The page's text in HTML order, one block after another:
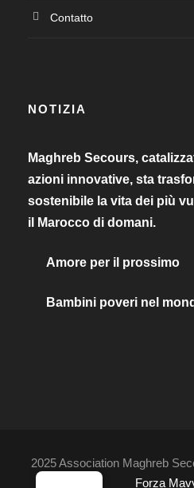
Contatto
NOTIZIA
Maghreb Secours,
azioni innovative, sta
sostenibile la vita dei più
il Marocco di domani.
Amore per il prossimo
Bambini poveri nel
2025 Association Maghreb
Forza